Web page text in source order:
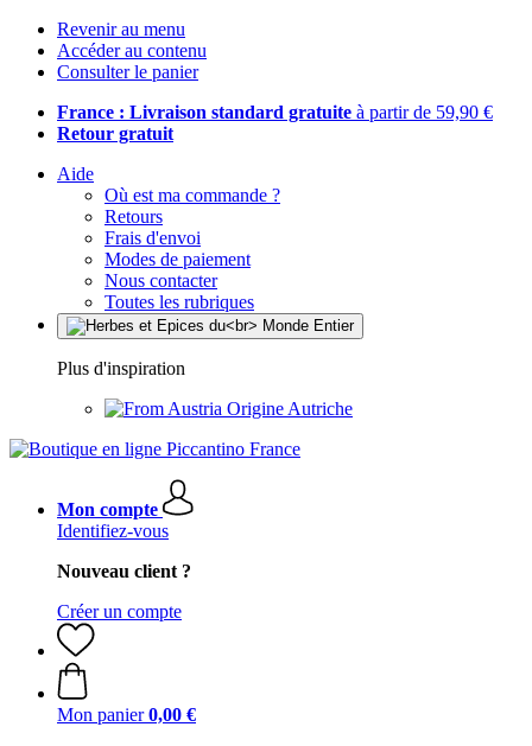
Revenir au menu
Accéder au contenu
Consulter le panier
France : Livraison standard gratuite à partir de 59,90 €
Retour gratuit
Aide
Où est ma commande ?
Retours
Frais d'envoi
Modes de paiement
Nous contacter
Toutes les rubriques
Plus d'inspiration
Origine Autriche
Mon compte
Identifiez-vous
Nouveau client ?
Créer un compte
Mon panier 0,00 €